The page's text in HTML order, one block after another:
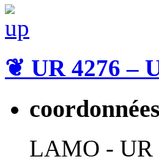
❦ UR 4276 –
coordonnées
LAMO - UR